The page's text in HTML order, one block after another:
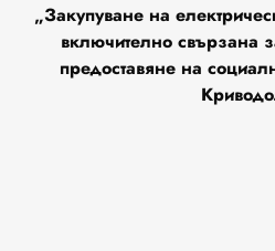
„Закупуване на
включително свързана
предоставяне на